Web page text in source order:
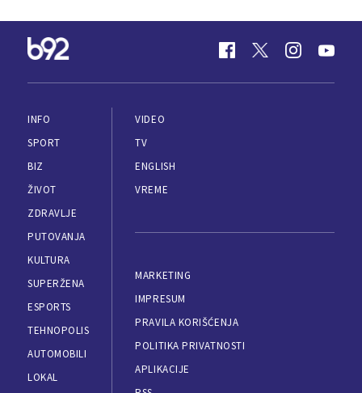
INFO
SPORT
BIZ
ŽIVOT
ZDRAVLJE
PUTOVANJA
KULTURA
SUPERŽENA
ESPORTS
TEHNOPOLIS
AUTOMOBILI
LOKAL
VIDEO
TV
ENGLISH
VREME
MARKETING
IMPRESUM
PRAVILA KORIŠĆENJA
POLITIKA PRIVATNOSTI
APLIKACIJE